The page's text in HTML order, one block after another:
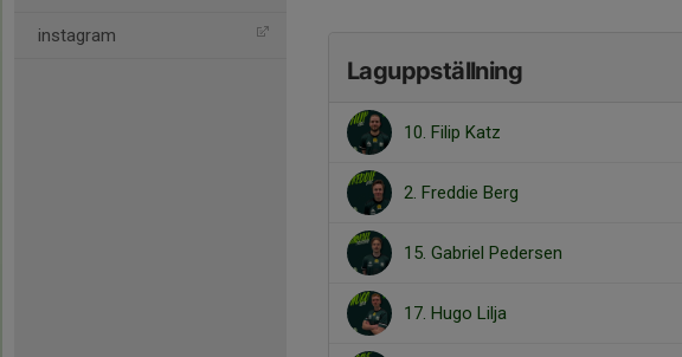
instagram
Laguppställning
10. Filip Katz
2. Freddie Berg
15. Gabriel Pedersen
17. Hugo Lilja